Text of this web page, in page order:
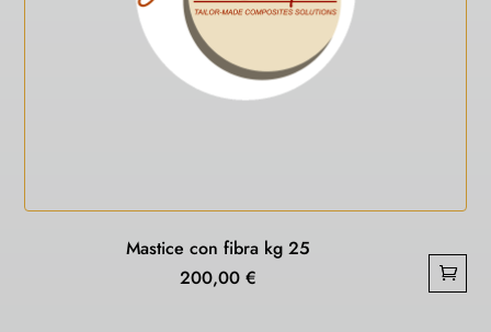
Mastice con fibra kg 25
200,00 €